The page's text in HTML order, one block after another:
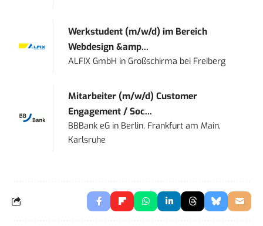
Werkstudent (m/w/d) im Bereich
Webdesign &amp...
ALFIX GmbH inGroßschirma bei Freiberg
Mitarbeiter (m/w/d) Customer
Engagement / Soc...
BBBank eG in Berlin, Frankfurt am Main,
Karlsruhe